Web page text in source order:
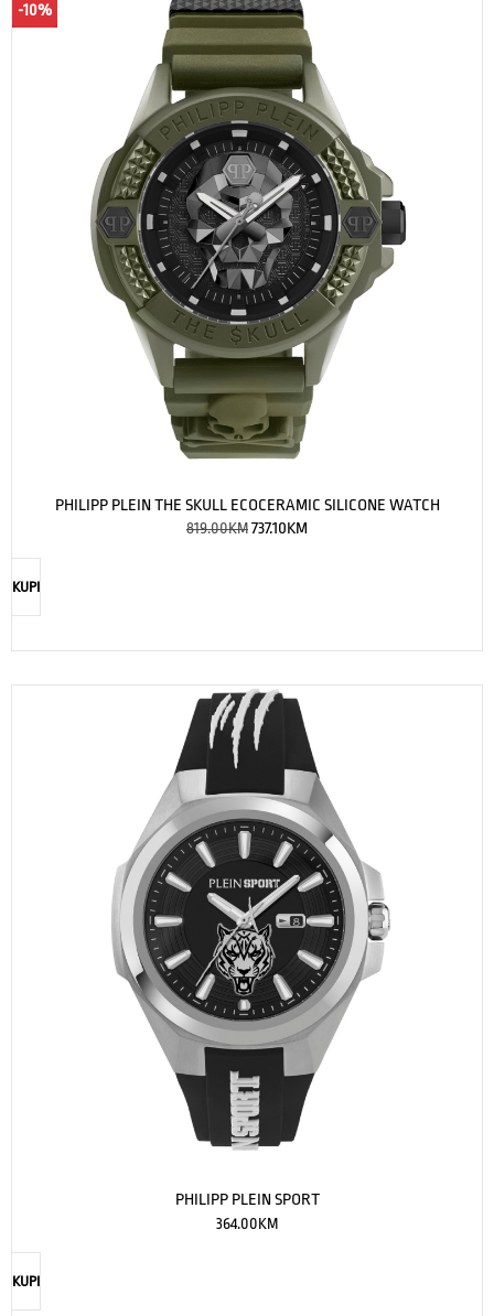
-10%
PHILIPP PLEIN THE SKULL ECOCERAMIC SILICONE WATCH
819.00KM737.10KM
KUPI
PHILIPP PLEIN SPORT
364.00KM
KUPI